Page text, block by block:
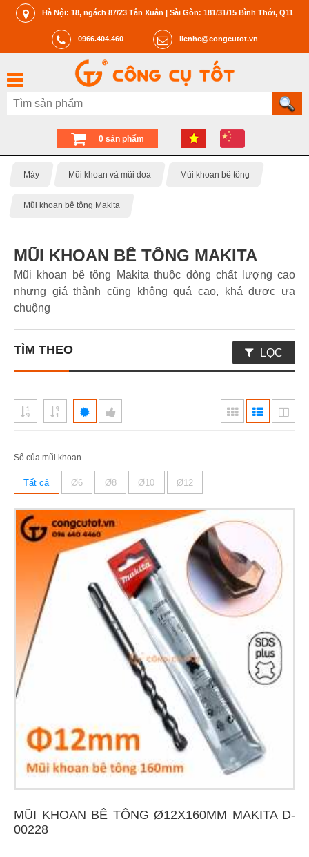
Hà Nội: 18, ngách 87/23 Tân Xuân | Sài Gòn: 181/31/15 Bình Thới, Q11
0966.404.460 lienhe@congcutot.vn
0 sản phẩm
Máy Mũi khoan và mũi doa Mũi khoan bê tông
Mũi khoan bê tông Makita
MŨI KHOAN BÊ TÔNG MAKITA
Mũi khoan bê tông Makita thuộc dòng chất lượng cao
nhưng giá thành cũng không quá cao, khá được ưa
chuộng
TÌM THEO LỌC
Số của mũi khoan
Tất cả Ø6 Ø8 Ø10 Ø12
MŨI KHOAN BÊ TÔNG Ø12X160MM MAKITA D-
00228